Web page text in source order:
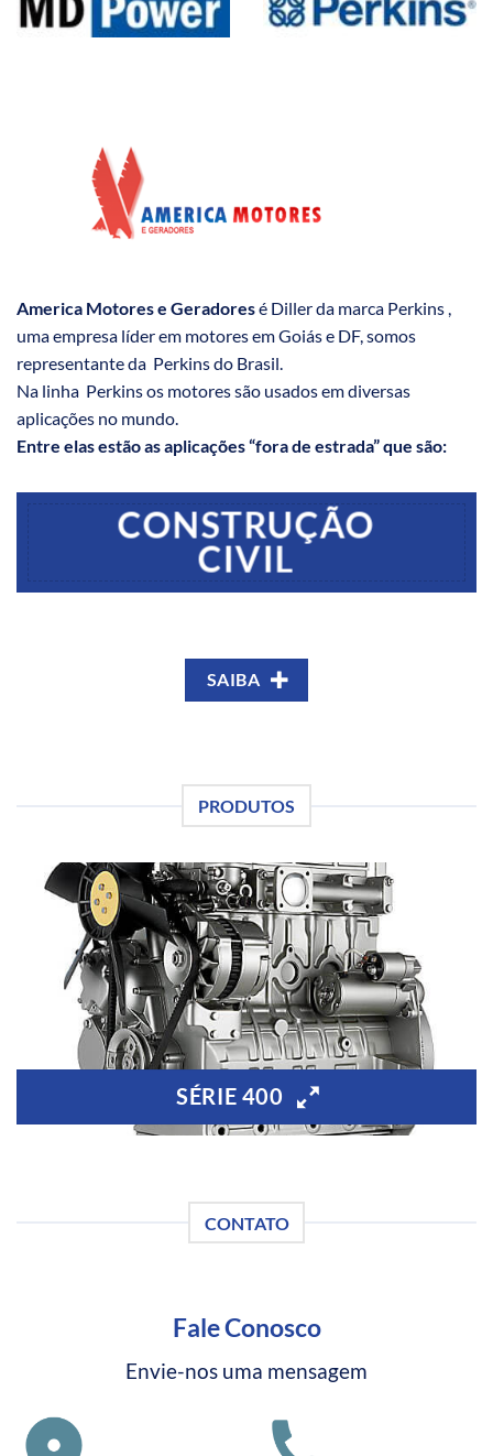
America Motores e Geradoresé Diller da marca Perkins ,
uma empresa líder em motores em Goiás e DF, somos
representante da Perkins do Brasil.
Na linha Perkins os motores são usados em diversas
aplicações no mundo.
Entre elas estão as aplicações “fora de estrada” que são:
CONSTRUÇÃO
CIVIL
SAIBA
PRODUTOS
SÉRIE 400
CONTATO
Fale Conosco
Envie-nos uma mensagem